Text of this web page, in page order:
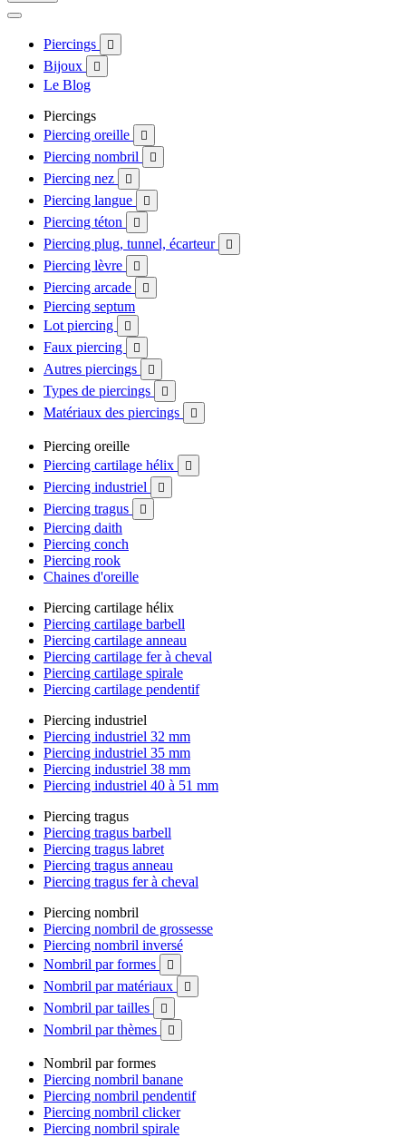
Piercings 
Bijoux 
Le Blog
Piercings
Piercing oreille

Piercing nombril 
Piercing nez 
Piercing langue 
Piercing téton 
Piercing plug, tunnel, écarteur 
Piercing lèvre 
Piercing arcade 
Piercing septum
Lot piercing

Faux piercing 
Autres piercings 
Types de piercings 
Matériaux des piercings 
Piercing oreille
Piercing cartilage hélix

Piercing industriel 
Piercing tragus 
Piercing daith
Piercing conch
Piercing rook
Chaines d'oreille
Piercing cartilage hélix
Piercing cartilage barbell
Piercing cartilage anneau
Piercing cartilage fer à cheval
Piercing cartilage spirale
Piercing cartilage pendentif
Piercing industriel
Piercing industriel 32 mm
Piercing industriel 35 mm
Piercing industriel 38 mm
Piercing industriel 40 à 51 mm
Piercing tragus
Piercing tragus barbell
Piercing tragus labret
Piercing tragus anneau
Piercing tragus fer à cheval
Piercing nombril
Piercing nombril de grossesse
Piercing nombril inversé
Nombril par formes

Nombril par matériaux 
Nombril par tailles 
Nombril par thèmes 
Nombril par formes
Piercing nombril banane
Piercing nombril pendentif
Piercing nombril clicker
Piercing nombril spirale